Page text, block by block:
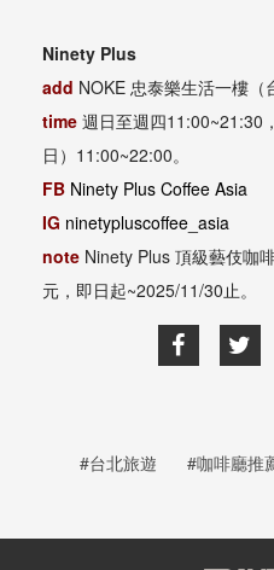
Ninety Plus
add NOKE 忠泰樂生活一樓（
time 週日至週四11:00~21:30
日）11:00~22:00。
FB Ninety Plus Coffee Asia
IG ninetypluscoffee_asia
note Ninety Plus 頂級藝伎咖
元，即日起~2025/11/30止。
#台北旅遊 #咖啡廳推